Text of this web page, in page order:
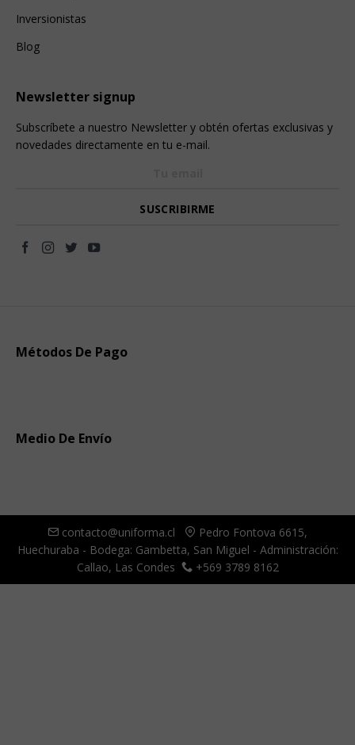
Inversionistas
Blog
Newsletter signup
Subscríbete a nuestro Newsletter y obtén ofertas exclusivas y
novedades directamente en tu e-mail.
Métodos De Pago
Medio De Envío
contacto@uniforma.cl
Pedro Fontova 6615,
Huechuraba - Bodega: Gambetta, San Miguel - Administración:
Callao, Las Condes
+569 3789 8162